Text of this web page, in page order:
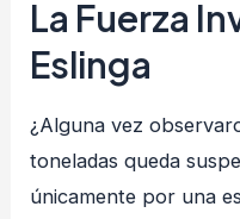
La Fuerza
Eslinga
¿Alguna vez
toneladas queda
únicamente por una